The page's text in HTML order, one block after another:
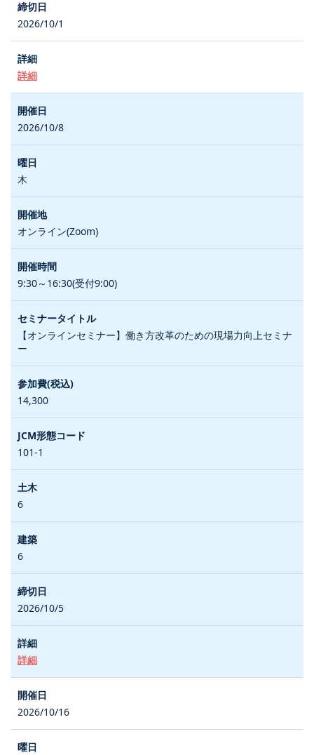
2026/10/1
詳細
2026/10/8
木
オンライン(Zoom)
9:30～16:30(受付9:00)
【オンラインセミナー】働き方改革のための現場力向上セミナ
ー
14,300
101-1
6
6
2026/10/5
詳細
2026/10/16